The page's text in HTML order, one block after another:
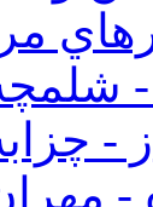
-
-
-